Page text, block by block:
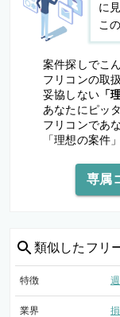
に
こ
案件探しでこ
フリコンの取
妥協しない「
あなたにピッ
フリコンであ
「理想の案件
専属
類似した フリ
特徴
業界